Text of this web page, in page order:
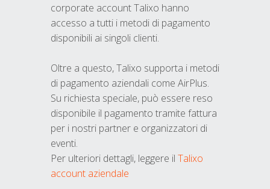
corporate account Talixo hanno
accesso a tutti i metodi di pagamento
disponibili ai singoli clienti.
Oltre a questo, Talixo supporta i metodi
di pagamento aziendali come AirPlus.
Su richiesta speciale, può essere reso
disponibile il pagamento tramite fattura
per i nostri partner e organizzatori di
eventi.
Per ulteriori dettagli, leggere il Talixo
account aziendale